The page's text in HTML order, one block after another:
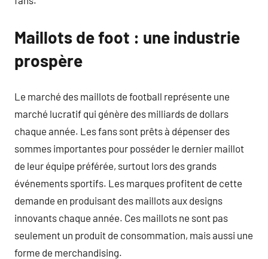
Maillots de foot : une industrie
prospère
Le marché des maillots de football représente une
marché lucratif qui génère des milliards de dollars
chaque année. Les fans sont prêts à dépenser des
sommes importantes pour posséder le dernier maillot
de leur équipe préférée, surtout lors des grands
événements sportifs. Les marques profitent de cette
demande en produisant des maillots aux designs
innovants chaque année. Ces maillots ne sont pas
seulement un produit de consommation, mais aussi une
forme de merchandising.